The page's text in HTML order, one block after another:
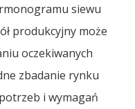
siewu
produkcyjny może
oczekiwanych
zbadanie rynku
i wymagań